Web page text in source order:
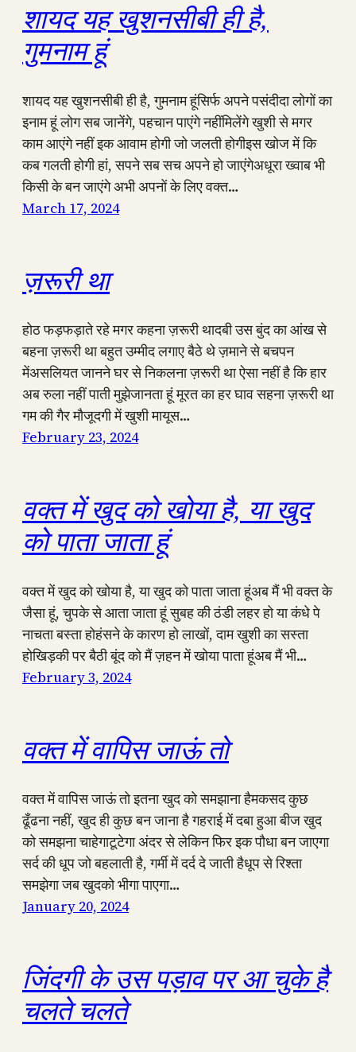
शायद यह खुशनसीबी ही है,
गुमनाम हूं
शायद यह खुशनसीबी ही है, गुमनाम हूंसिर्फ अपने पसंदीदा लोगों का
इनाम हूं लोग सब जानेंगे, पहचान पाएंगे नहींमिलेंगे खुशी से मगर
काम आएंगे नहीं इक आवाम होगी जो जलती होगीइस खोज में कि
कब गलती होगी हां, सपने सब सच अपने हो जाएंगेअधूरा ख्वाब भी
किसी के बन जाएंगे अभी अपनों के लिए वक्त…
March 17, 2024
ज़रूरी था
होठ फड़फड़ाते रहे मगर कहना ज़रूरी थादबी उस बुंद का आंख से
बहना ज़रूरी था बहुत उम्मीद लगाए बैठे थे ज़माने से बचपन
मेंअसलियत जानने घर से निकलना ज़रूरी था ऐसा नहीं है कि हार
अब रुला नहीं पाती मुझेजानता हूं मूरत का हर घाव सहना ज़रूरी था
गम की गैर मौजूदगी में खुशी मायूस…
February 23, 2024
वक्त में खुद को खोया है, या खुद
को पाता जाता हूं
वक्त में खुद को खोया है, या खुद को पाता जाता हूंअब मैं भी वक्त के
जैसा हूं, चुपके से आता जाता हूं सुबह की ठंडी लहर हो या कंधे पे
नाचता बस्ता होहंसने के कारण हो लाखों, दाम खुशी का सस्ता
होखिड़की पर बैठी बूंद को मैं ज़हन में खोया पाता हूंअब मैं भी…
February 3, 2024
वक्त में वापिस जाऊं तो
वक्त में वापिस जाऊं तो इतना खुद को समझाना हैमकसद कुछ
ढूँढना नहीं, खुद ही कुछ बन जाना है गहराई में दबा हुआ बीज खुद
को समझना चाहेगाटूटेगा अंदर से लेकिन फिर इक पौधा बन जाएगा
सर्द की धूप जो बहलाती है, गर्मी में दर्द दे जाती हैधूप से रिश्ता
समझेगा जब खुदको भीगा पाएगा…
January 20, 2024
जिंदगी के उस पड़ाव पर आ चुके है
चलते चलते